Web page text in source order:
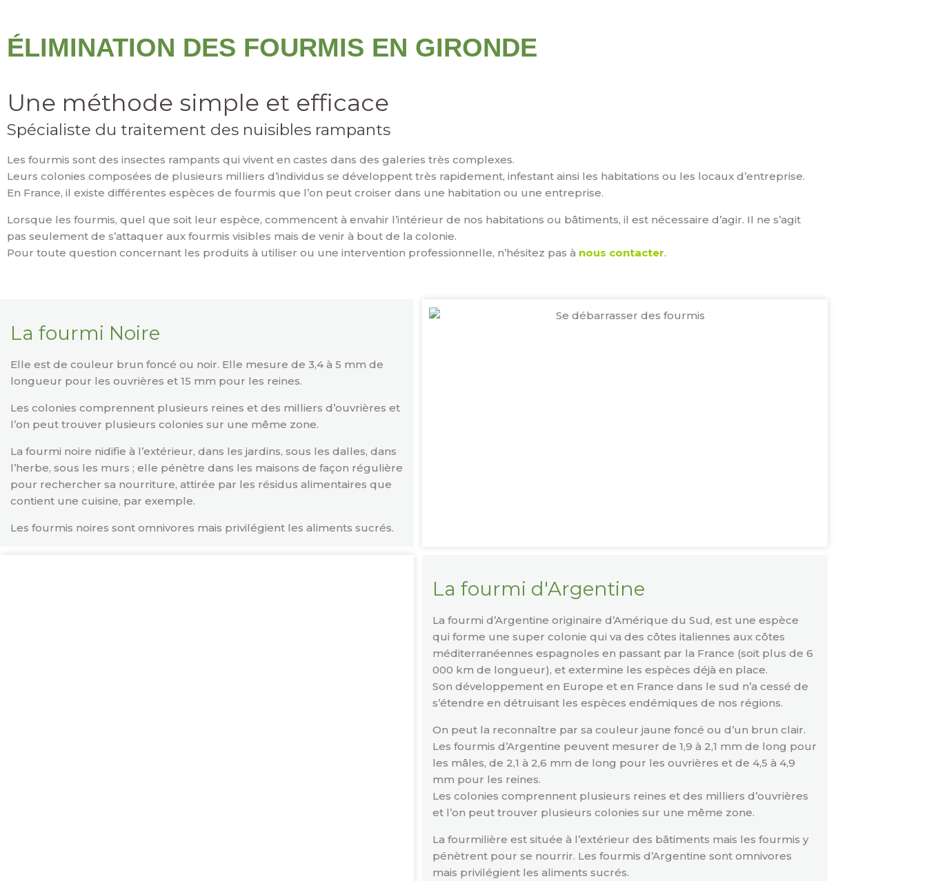
ÉLIMINATION DES FOURMIS EN GIRONDE
Une méthode simple et efficace
Spécialiste du traitement des nuisibles rampants
Les fourmis sont des insectes rampants qui vivent en castes dans des galeries très complexes.
Leurs colonies composées de plusieurs milliers d’individus se développent très rapidement, infestant ainsi les habitations ou les locaux d’entreprise.
En France, il existe différentes espèces de fourmis que l’on peut croiser dans une habitation ou une entreprise.
Lorsque les fourmis, quel que soit leur espèce, commencent à envahir l’intérieur de nos habitations ou bâtiments, il est nécessaire d’agir. Il ne s’agit
pas seulement de s’attaquer aux fourmis visibles mais de venir à bout de la colonie.
Pour toute question concernant les produits à utiliser ou une intervention professionnelle, n’hésitez pas à nous contacter.
La fourmi Noire
Elle est de couleur brun foncé ou noir. Elle mesure de 3,4 à 5 mm de
longueur pour les ouvrières et 15 mm pour les reines.
Les colonies comprennent plusieurs reines et des milliers d’ouvrières et
l’on peut trouver plusieurs colonies sur une même zone.
La fourmi noire nidifie à l’extérieur, dans les jardins, sous les dalles, dans
l’herbe, sous les murs ; elle pénètre dans les maisons de façon régulière
pour rechercher sa nourriture, attirée par les résidus alimentaires que
contient une cuisine, par exemple.
Les fourmis noires sont omnivores mais privilégient les aliments sucrés.
La fourmi d'Argentine
La fourmi d’Argentine originaire d’Amérique du Sud, est une espèce
qui forme une super colonie qui va des côtes italiennes aux côtes
méditerranéennes espagnoles en passant par la France (soit plus de 6
000 km de longueur), et extermine les espèces déjà en place.
Son développement en Europe et en France dans le sud n’a cessé de
s’étendre en détruisant les espèces endémiques de nos régions.
On peut la reconnaître par sa couleur jaune foncé ou d’un brun clair.
Les fourmis d’Argentine peuvent mesurer de 1,9 à 2,1 mm de long pour
les mâles, de 2,1 à 2,6 mm de long pour les ouvrières et de 4,5 à 4,9
mm pour les reines.
Les colonies comprennent plusieurs reines et des milliers d’ouvrières
et l’on peut trouver plusieurs colonies sur une même zone.
La fourmilière est située à l’extérieur des bâtiments mais les fourmis y
pénètrent pour se nourrir. Les fourmis d’Argentine sont omnivores
mais privilégient les aliments sucrés.